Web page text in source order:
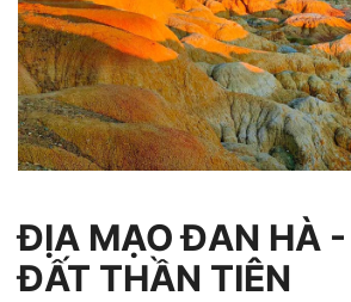
ĐỊA MẠO ĐAN HÀ -
ĐẤT THẦN TIÊN